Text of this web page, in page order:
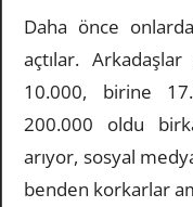
Daha önce
açtılar.
10.000, birine
200.000 oldu
arıyor, sosyal
benden korkarlar